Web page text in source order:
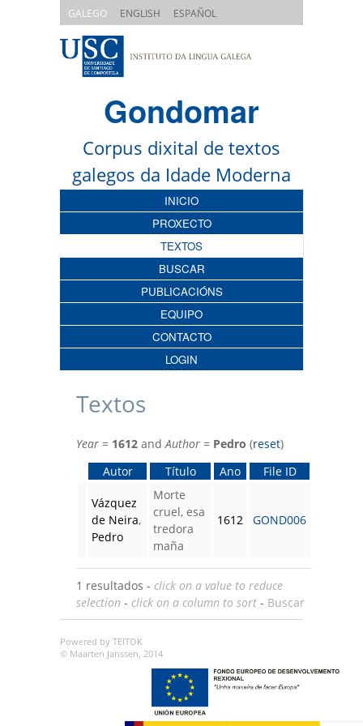
GALEGO ENGLISH ESPAÑOL
Gondomar
Corpus dixital de textos
galegos da Idade Moderna
INICIO
PROXECTO
TEXTOS
BUSCAR
PUBLICACIÓNS
EQUIPO
CONTACTO
LOGIN
Textos
Year = 1612 andAuthor = Pedro (reset)
Autor
Título Ano File ID
Vázquez
de Neira,
Pedro
Morte
cruel, esa
tredora
maña
1612 GOND006
1 resultados - click on a value to reduce
selection - click on a column to sort - Buscar
Powered by TEITOK
© Maarten Janssen, 2014